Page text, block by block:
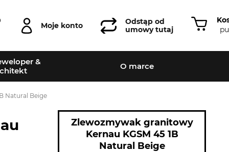
Moje konto
Odstąp od
umowy tutaj
&
O marce
Natural Beige
Zlewozmywak granitowy
Kernau KGSM 45 1B
Natural Beige